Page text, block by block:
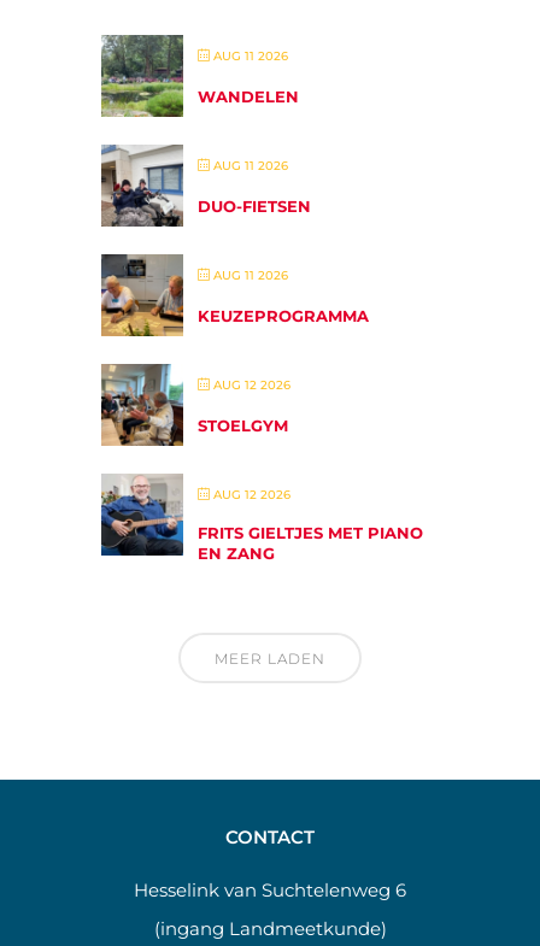
AUG 11 2026
WANDELEN
AUG 11 2026
DUO-FIETSEN
AUG 11 2026
KEUZEPROGRAMMA
AUG 12 2026
STOELGYM
AUG 12 2026
FRITS GIELTJES MET PIANO
EN ZANG
MEER LADEN
CONTACT
Hesselink van Suchtelenweg 6
(ingang Landmeetkunde)